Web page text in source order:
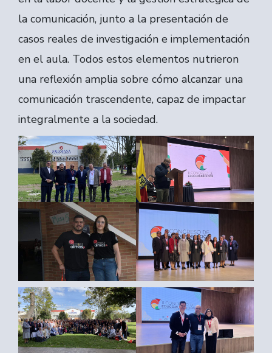
la comunicación, junto a la presentación de
casos reales de investigación e implementación
en el aula. Todos estos elementos nutrieron
una reflexión amplia sobre cómo alcanzar una
comunicación trascendente, capaz de impactar
integralmente a la sociedad.